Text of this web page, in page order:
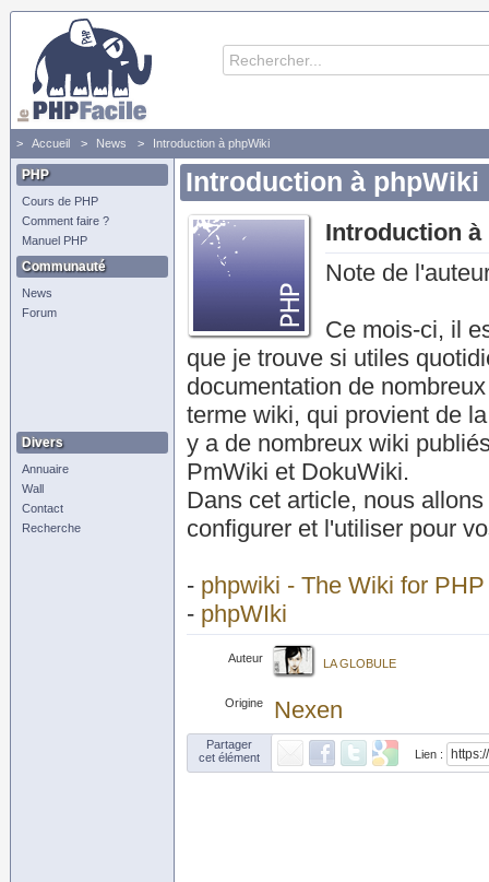
Accueil News Introduction à phpWiki
PHP
Cours de PHP
Comment faire ?
Manuel PHP
Communauté
News
Forum
Divers
Annuaire
Wall
Contact
Recherche
Introduction à phpWiki
Introduction à
Note de
Ce mois-ci, il
que je trouve si utiles
documentation de
terme wiki, qui provient de
y a de nombreux wiki
PmWiki et DokuWiki.
Dans cet article, nous
configurer et l'utiliser pour
- phpwiki - The Wiki for
- phpWIki
Auteur LA GLOBULE
Origine Nexen
Partager
cet élément
Lien :